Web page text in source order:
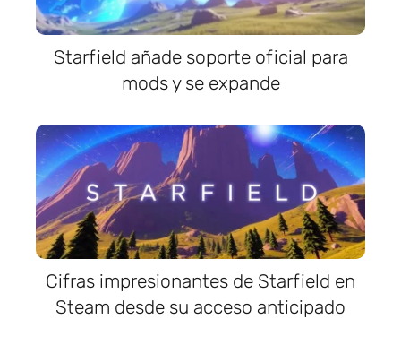
Starfield añade soporte oficial para
mods y se expande
Cifras impresionantes de Starfield en
Steam desde su acceso anticipado